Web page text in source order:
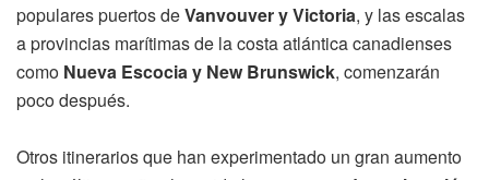
populares puertos deVanvouver y Victoria, y las escalas
a provincias marítimas de la costa atlántica canadienses
como Nueva Escocia y New Brunswick, comenzarán
poco después.
Otros itinerarios que han experimentado un gran aumento